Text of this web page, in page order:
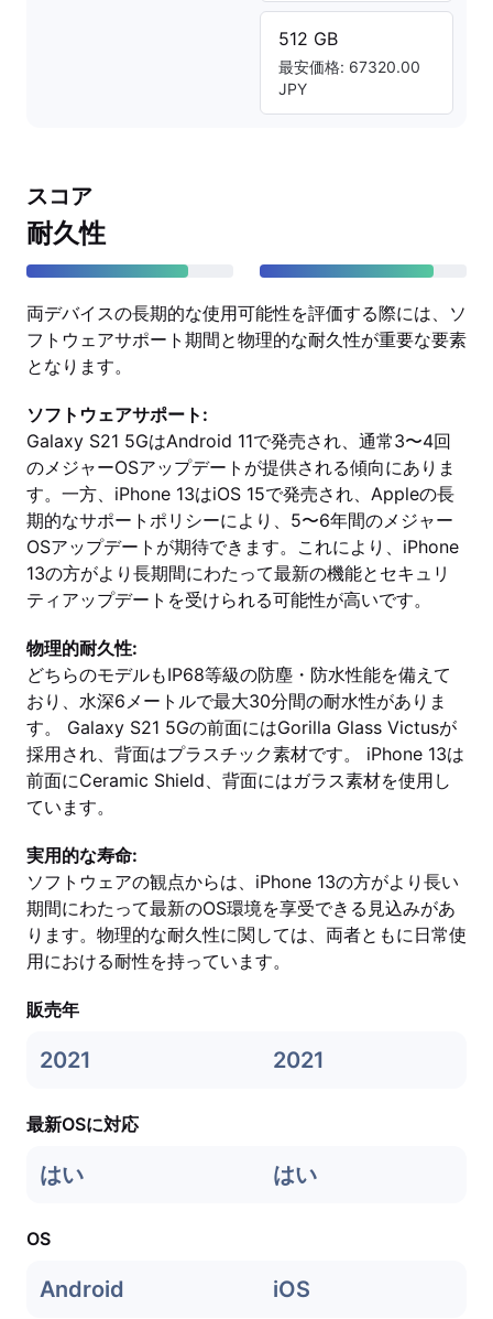
512 GB
最安価格: 67320.00
JPY
スコア
耐久性
両デバイスの長期的な使用可能性を評価する際には、ソ
フトウェアサポート期間と物理的な耐久性が重要な要素
となります。
ソフトウェアサポート:
Galaxy S21 5GはAndroid 11で発売され、通常3〜4回
のメジャーOSアップデートが提供される傾向にありま
す。一方、iPhone 13はiOS 15で発売され、Appleの長
期的なサポートポリシーにより、5〜6年間のメジャー
OSアップデートが期待できます。これにより、iPhone
13の方がより長期間にわたって最新の機能とセキュリ
ティアップデートを受けられる可能性が高いです。
物理的耐久性:
どちらのモデルもIP68等級の防塵・防水性能を備えて
おり、水深6メートルで最大30分間の耐水性がありま
す。 Galaxy S21 5Gの前面にはGorilla Glass Victusが
採用され、背面はプラスチック素材です。 iPhone 13は
前面にCeramic Shield、背面にはガラス素材を使用し
ています。
実用的な寿命:
ソフトウェアの観点からは、iPhone 13の方がより長い
期間にわたって最新のOS環境を享受できる見込みがあ
ります。物理的な耐久性に関しては、両者ともに日常使
用における耐性を持っています。
販売年
2021 2021
最新OSに対応
はい はい
OS
Android iOS